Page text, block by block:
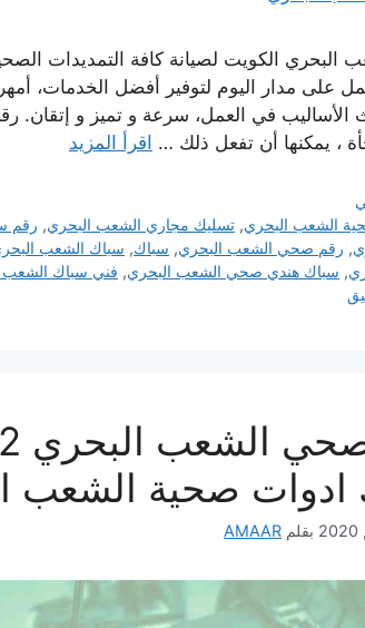
البحري الكويت لصيانة كافة التمديدات
على مدار اليوم لتوفير أفضل الخدمات،
الأساليب في العمل، سرعة و تميز و
، يمكنها أن تفعل ذلك … اقرأ المزيد
الشعب البحري,تسليك مجاري الشعب البحري, رقم
, رقم صحي الشعب البحري, سباك, سباك الشعب
, سباك هندي صحي الشعب البحري, فني سباك الشعب
ادوات صحية الشعب
بقلم AMAAR